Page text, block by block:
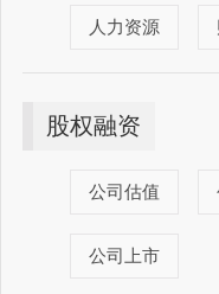
人力资源
股权融资
公司估值
公司上市